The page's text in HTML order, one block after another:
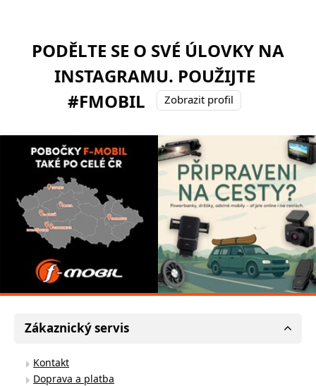
PODĚLTE SE O SVÉ ÚLOVKY NA
INSTAGRAMU. POUŽIJTE
#FMOBIL
Zobrazit profil
Zákaznický servis
Kontakt
Doprava a platba